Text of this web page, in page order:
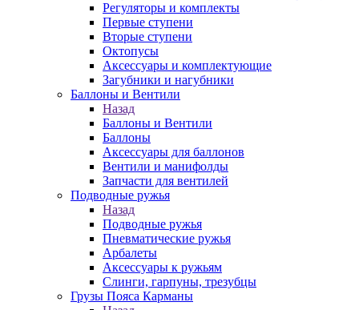
Регуляторы и комплекты
Первые ступени
Вторые ступени
Октопусы
Аксессуары и комплектующие
Загубники и нагубники
Баллоны и Вентили
Назад
Баллоны и Вентили
Баллоны
Аксессуары для баллонов
Вентили и манифолды
Запчасти для вентилей
Подводные ружья
Назад
Подводные ружья
Пневматические ружья
Арбалеты
Аксессуары к ружьям
Слинги, гарпуны, трезубцы
Грузы Пояса Карманы